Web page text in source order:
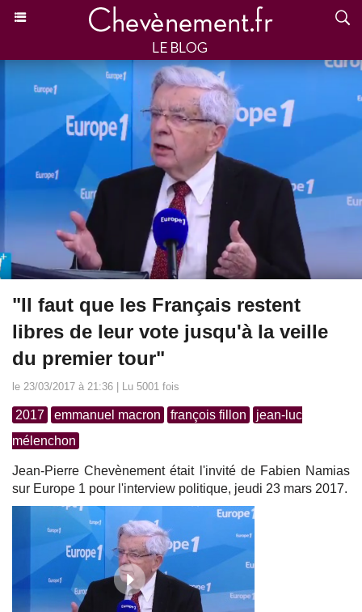
"Il faut que les Français restent
libres de leur vote jusqu'à la veille
du premier tour"
le 23/03/2017 à 21:36 | Lu 5001 fois
2017 emmanuel macron françois fillon
jean-luc
mélenchon
Jean-Pierre Chevènement était l'invité de Fabien Namias
sur Europe 1 pour l'interview politique, jeudi 23 mars 2017.